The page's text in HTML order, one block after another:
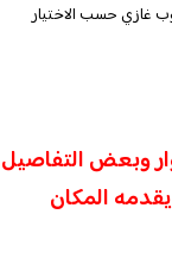
غازي حسب الاختيار
وبعض
المكان